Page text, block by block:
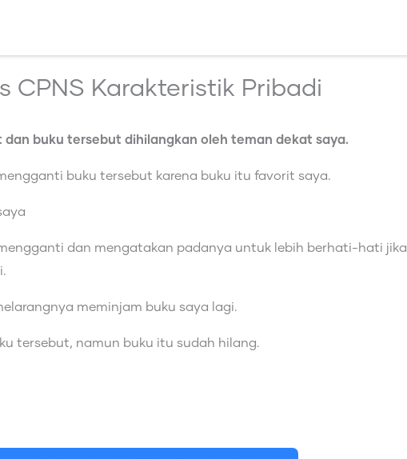
CPNS Karakteristik Pribadi
dan buku tersebut dihilangkan oleh teman dekat saya.
buku tersebut karena buku itu favorit saya.
dan mengatakan padanya untuk lebih berhati-hati jika
meminjam buku saya lagi.
tersebut, namun buku itu sudah hilang.